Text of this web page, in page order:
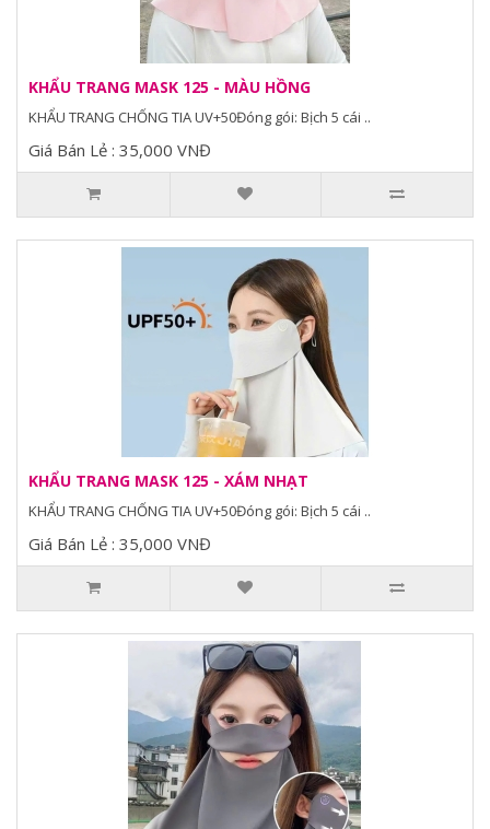
KHẨU TRANG MASK 125 - MÀU HỒNG
KHẨU TRANG CHỐNG TIA UV+50Đóng gói: Bịch 5 cái ..
Giá Bán Lẻ : 35,000 VNĐ
KHẨU TRANG MASK 125 - XÁM NHẠT
KHẨU TRANG CHỐNG TIA UV+50Đóng gói: Bịch 5 cái ..
Giá Bán Lẻ : 35,000 VNĐ